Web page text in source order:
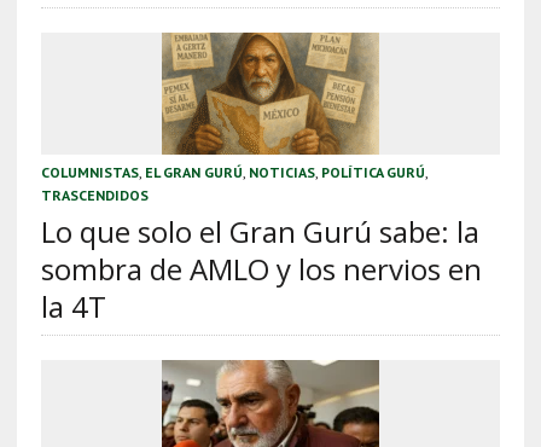
COLUMNISTAS, EL GRAN GURÚ NOTICIAS, POLÍTICA GURÚ
TRASCENDIDOS
Lo que solo el Gran Gurú sabe: la
sombra de AMLO y los nervios en
la 4T